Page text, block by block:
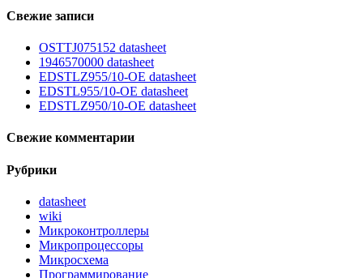
Свежие записи
OSTTJ075152 datasheet
1946570000 datasheet
EDSTLZ955/10-OE datasheet
EDSTL955/10-OE datasheet
EDSTLZ950/10-OE datasheet
Свежие комментарии
Рубрики
datasheet
wiki
Микроконтроллеры
Микропроцессоры
Микросхема
Программирование